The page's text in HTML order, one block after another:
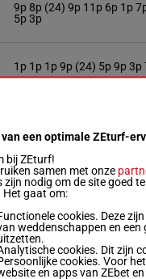
9p 8p (24) 9p 11p 6p 1p
5p 3p
1p 1p 1p 9p (24) 5p 9p 3p
3p 1p 6p 1p 4p (24) 2p 1p
3p 4p (24) 2p (23) 5p 4p
7p 7p (24) 2p 9p 6p 8p 1p
een optimale ZEturf-
bij ZEturf!
samen met onze
zijn nodig om de site goed
Het gaat om:
cookies. Deze
weddenschappen en een
cookies. Dit zijn
cookies. Voor
en apps van ZEbet